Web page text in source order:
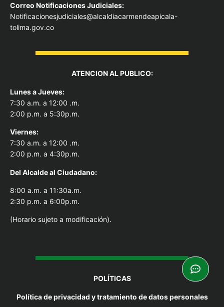
Correo Notificaciones Judiciales:
Notificacionesjudiciales@alcaldiacarmendeapicala-
tolima.gov.co
ATENCION AL PUBLICO:
Lunes a Jueves:
7:30 a.m. a 12:00 .m.
2:00 p.m. a 5:30p.m.
Viernes:
7:30 a.m. a 12:00 .m.
2:00 p.m. a 4:30p.m.
Del Alcalde al Ciudadano:
8:00 a.m. a 11:30a.m.
2:30 p.m. a 6:00p.m.
(Horario sujeto a modificación).
POLÍTICAS
Política de privacidad y tratamiento de datos personales